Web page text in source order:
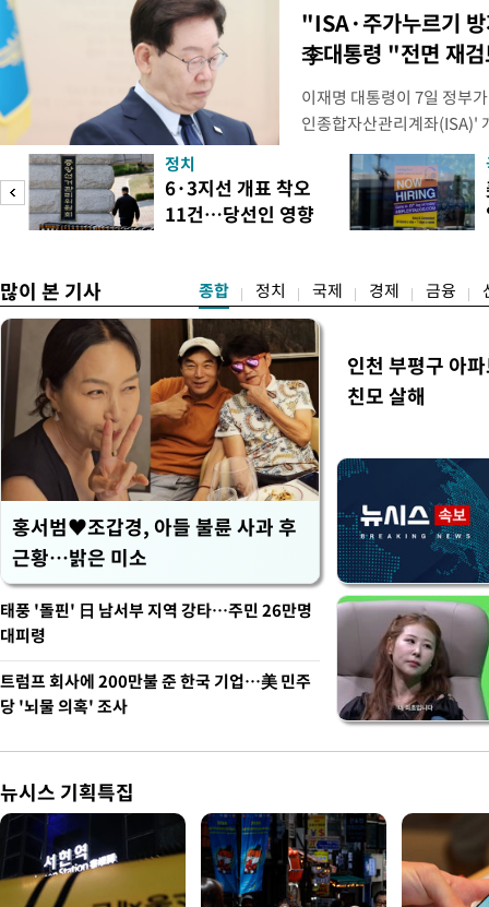
"ISA·주가누르기
李대통령 "전면 재
이재명 대통령이 7일 정부
인종합자산관리계좌(ISA)'
안'을 전면 재검토 할 것을
들과의 상황 점검 회의에서
지법안을 둘러싼 투자자들
았다. 이 자리에서 이 대통
정치
6·3지선 개표 착오
11건…당선인 영향
많이 본 기사 종합 정치 국제 경제 금융
홍서범♥조갑경, 아들 불륜 사과 후
근황…밝은 미소
인천 부평구 아
친모 살해
태풍 '돌핀' 日 남서부 지역 강타…주민 26만명
대피령
트럼프 회사에 200만불 준 한국 기업…美 민주
당 '뇌물 의혹' 조사
뉴시스 기획특집